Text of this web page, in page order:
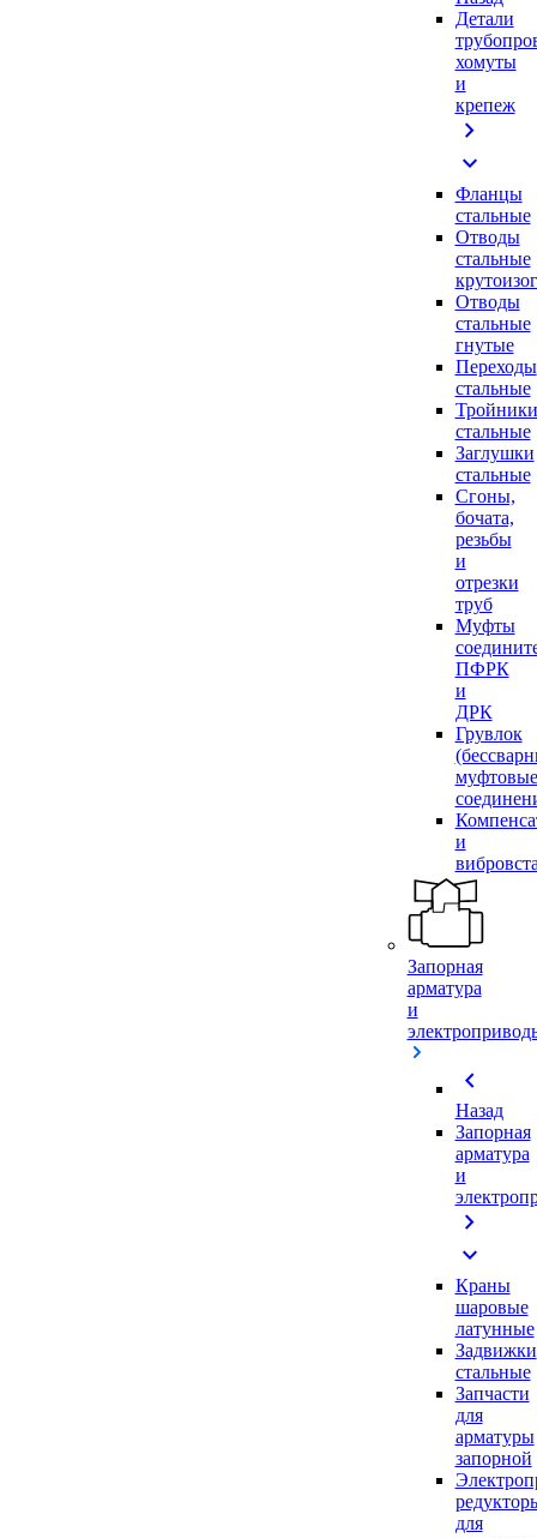
Детали
хомуты
и
крепеж
chevron_right
expand_more
Фланцы
стальные
Отводы
стальные
Отводы
стальные
гнутые
Переходы
стальные
Тройники
стальные
Заглушки
стальные
Сгоны,
бочата,
резьбы
и
отрезки
труб
Муфты
ПФРК
и
ДРК
Грувлок
муфтовые
и
Запорная
арматура
и
chevron_left
Назад
Запорная
арматура
и
chevron_right
expand_more
Краны
шаровые
латунные
Задвижки
стальные
Запчасти
для
арматуры
запорной
для